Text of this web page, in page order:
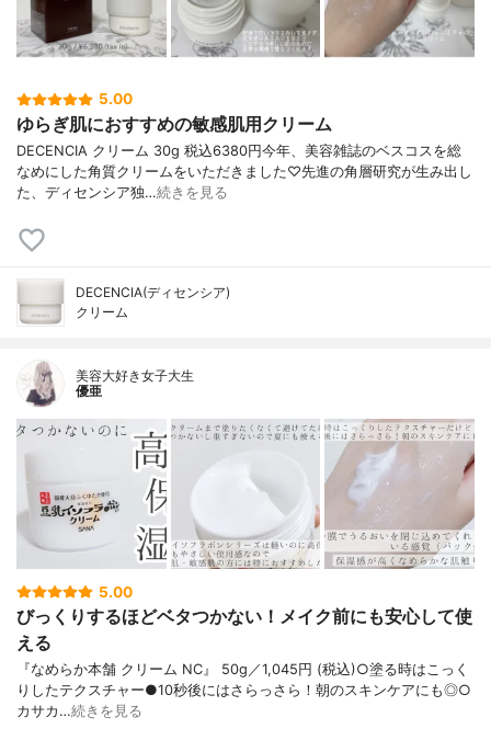
5.00
ゆらぎ肌におすすめの敏感肌用クリーム
DECENCIA クリーム 30g 税込6380円今年、美容雑誌のベスコスを総
なめにした角質クリームをいただきました♡先進の角層研究が生み出し
た、ディセンシア独…続きを見る
DECENCIA(ディセンシア)
クリーム
美容大好き女子大生
優亜
5.00
びっくりするほどベタつかない！メイク前にも安心して使
える
『なめらか本舗 クリーム NC』 50g／1,045円 (税込)○塗る時はこっく
りしたテクスチャー●10秒後にはさらっさら！朝のスキンケアにも◎○
カサカ…続きを見る